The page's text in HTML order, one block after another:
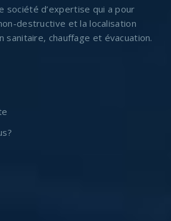
société d’expertise qui a pour
destructive et la localisation
sanitaire, chauffage et évacuation.